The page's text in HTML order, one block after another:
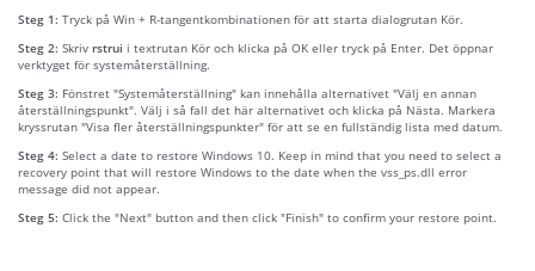
Steg 1: Tryck på Win + R-tangentkombinationen för att starta dialogrutan Kör.
Steg 2: Skriv rstrui i textrutan Kör och klicka på OK eller tryck på Enter. Det öppnar
verktyget för systemåterställning.
Steg 3: Fönstret "Systemåterställning" kan innehålla alternativet "Välj en annan
återställningspunkt". Välj i så fall det här alternativet och klicka på Nästa. Markera
kryssrutan "Visa fler återställningspunkter" för att se en fullständig lista med datum.
Steg 4: Select a date to restore Windows 10. Keep in mind that you need to select a
recovery point that will restore Windows to the date when the vss_ps.dll error
message did not appear.
Steg 5: Click the "Next" button and then click "Finish" to confirm your restore point.